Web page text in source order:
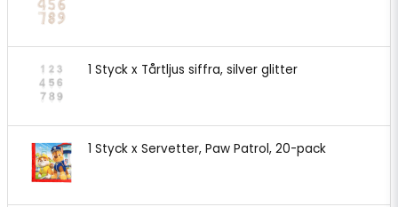
1 Styck x Tårtljus siffra, silver glitter
1 Styck x Servetter, Paw Patrol, 20-pack